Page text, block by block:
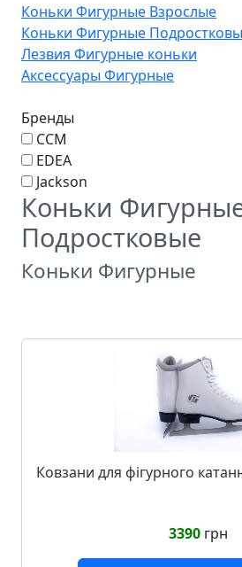
Коньки Фигурные Взрослые
Коньки Фигурные
Лезвия Фигурные коньки
Аксессуары Фигурные
Бренды
CCM
EDEA
Jackson
Коньки
Подростковые
Коньки Фигурные
Ковзани для фігурного
3390грн